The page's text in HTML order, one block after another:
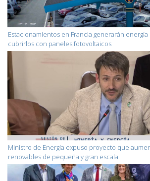
Estacionamientos en Francia generarán energía
cubrirlos con paneles fotovoltaicos
Ministro de Energía expuso proyecto que
renovables de pequeña y gran escala